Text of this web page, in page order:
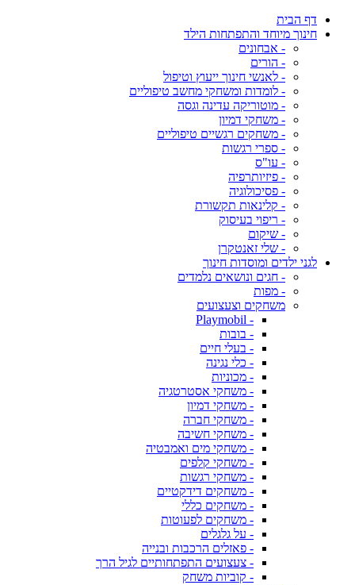
דף הבית
חינוך מיוחד והתפתחות הילד
- אבחונים
- הורים
- לאנשי חינוך ייעוץ וטיפול
- לומדות ומשחקי מחשב טיפוליים
- מוטוריקה עדינה וגסה
- משחקי דמיון
- משחקים רגשיים טיפוליים
- ספרי רגשות
- עו"ס
- פיזיותרפיה
- פסיכולוגיה
- קלינאות תקשורת
- ריפוי בעיסוק
- שיקום
- שלי זאנטקרן
לגני ילדים ומוסדות חינוך
- חגים ונושאים נלמדים
- מפות
משחקים וצעצועים
- Playmobil
- בובות
- בעלי חיים
- כלי נגינה
- מכוניות
- משחקי אסטרטגיה
- משחקי דמיון
- משחקי חברה
- משחקי חשיבה
- משחקי מים ואמבטיה
- משחקי קלפים
- משחקי רגשות
- משחקים דידקטיים
- משחקים כללי
- משחקים לפעוטות
- על גלגלים
- פאזלים הרכבות ובנייה
- צעצועים התפתחותיים לגיל הרך
- קוביות משחק